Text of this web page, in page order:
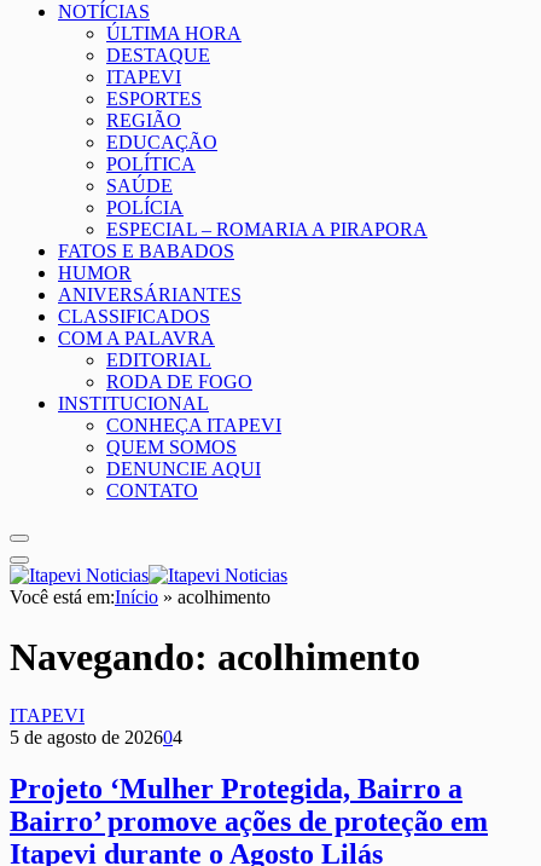
NOTÍCIAS
ÚLTIMA HORA
DESTAQUE
ITAPEVI
ESPORTES
REGIÃO
EDUCAÇÃO
POLÍTICA
SAÚDE
POLÍCIA
ESPECIAL – ROMARIA A PIRAPORA
FATOS E BABADOS
HUMOR
ANIVERSÁRIANTES
CLASSIFICADOS
COM A PALAVRA
EDITORIAL
RODA DE FOGO
INSTITUCIONAL
CONHEÇA ITAPEVI
QUEM SOMOS
DENUNCIE AQUI
CONTATO
Você está em:Início » acolhimento
Navegando: acolhimento
ITAPEVI
5 de agosto de 202604
Projeto ‘Mulher Protegida, Bairro a
Bairro’ promove ações de proteção em
Itapevi durante o Agosto Lilás